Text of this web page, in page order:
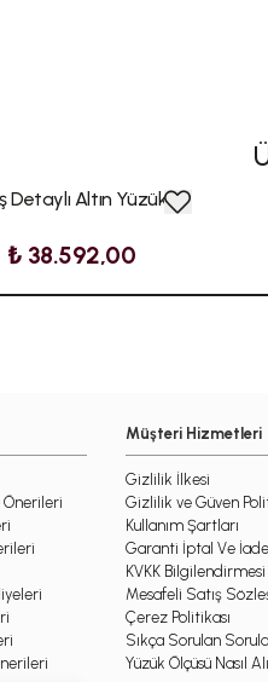
Detaylı Altın Yüzük
₺ 38.592,00
Önerileri
Müşteri Hizmetleri
Gizlilik İlkesi
Gizlilik ve Güven
Kullanım Şartları
Garanti İptal Ve İade
KVKK Bilgilendirmesi
Mesafeli Satış
Çerez Politikası
Sıkça Sorulan
Yüzük Ölçüsü Nasıl